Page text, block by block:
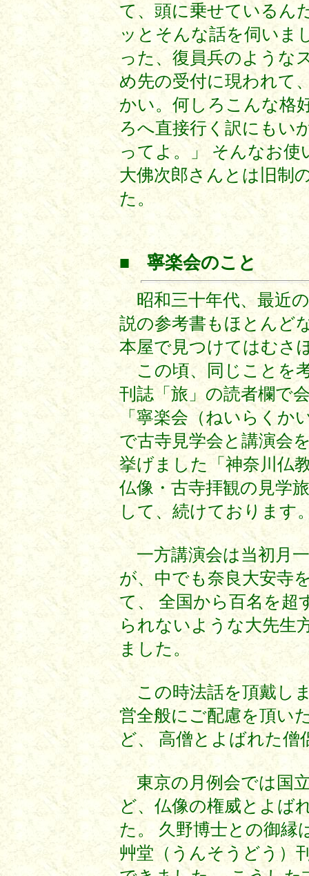
て、頭に乗せているん
ッとそんな話を伺いま
った、復員兵のような
め先の受付に現われて
かい。何しろこんな格
ろへ直接行く訳にもい
ってよ。」 そんなお
大佛次郎さんとは旧制
た。
■ 寧楽会のこと
昭和三十年代、最近
説の参考書もほとんど
本屋で見つけてはむさ
この頃、同じことを
刊誌「旅」の読者欄で
「寧楽会（ねいらくか
で古寺見学会と講演会
挙げました「神奈川仏
仏像・古寺拝観の見学
して、続けております
一方講演会は当初月
が、中でも奈良大安寺
て、 全国から百名を超
られないような大先生
ました。
この時法話を頂戴し
営全般にご配慮を頂い
ど、 高僧とよばれた僧
東京の月例会では国
ど、仏像の権威とよば
た。 久野博士との御縁
艸堂（うんそうどう）